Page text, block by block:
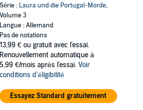
Série : Laura und die Portugal-Morde,
Volume 3
Langue : Allemand
Pas de notations
13,99 € ou gratuit avec l'essai.
Renouvellement automatique à
5,99 €/mois après l'essai. Voir
conditions d'éligibilité
Essayez Standard gratuitement